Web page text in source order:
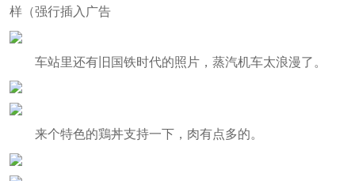
样（强行插入广告
车站里还有旧国铁时代的照片，蒸汽机车太浪漫了。
来个特色的鶏丼支持一下，肉有点多的。